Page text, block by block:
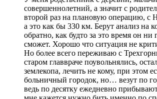
совершеннолетний, а значит с
второй раз на плановую операцию, с
а это как бы 330 км. Берут анализ на
обратно, как будто за это время он ни
сможет. Хорошо что ситуация не
Но более всего переживаю с
старом главвраче поувольнялись,
землекопа, лечить не кому, при этом
больничный городок, но… везут по
ведь по десятку ежедневно